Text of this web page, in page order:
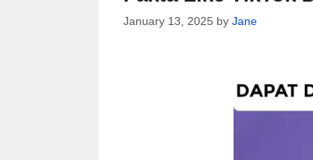
January 13, 2025 by Jane